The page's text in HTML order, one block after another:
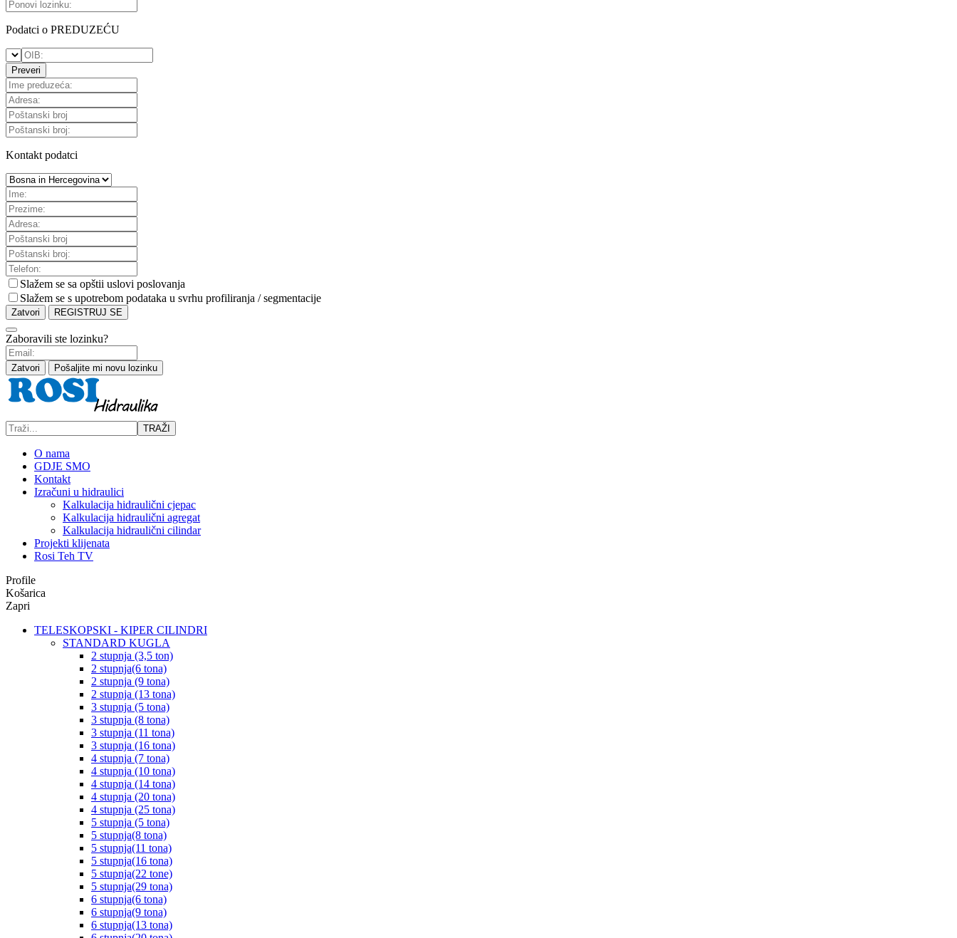
Podatci o PREDUZEĆU
Preveri
Kontakt podatci
Slažem se sa opštii uslovi poslovanja
Slažem se s upotrebom podataka u svrhu profiliranja / segmentacije
Zatvori REGISTRUJ SE
Zaboravili ste lozinku?
Zatvori Pošaljite mi novu lozinku
TRAŽI
O nama
GDJE SMO
Kontakt
Izračuni u hidraulici
Kalkulacija hidraulični cjepac
Kalkulacija hidraulični agregat
Kalkulacija hidraulični cilindar
Projekti klijenata
Rosi Teh TV
Profile
Košarica
Zapri
TELESKOPSKI - KIPER CILINDRI
STANDARD KUGLA
2 stupnja (3,5 ton)
2 stupnja(6 tona)
2 stupnja (9 tona)
2 stupnja (13 tona)
3 stupnja (5 tona)
3 stupnja (8 tona)
3 stupnja (11 tona)
3 stupnja (16 tona)
4 stupnja (7 tona)
4 stupnja (10 tona)
4 stupnja (14 tona)
4 stupnja (20 tona)
4 stupnja (25 tona)
5 stupnja (5 tona)
5 stupnja(8 tona)
5 stupnja(11 tona)
5 stupnja(16 tona)
5 stupnja(22 tone)
5 stupnja(29 tona)
6 stupnja(6 tona)
6 stupnja(9 tona)
6 stupnja(13 tona)